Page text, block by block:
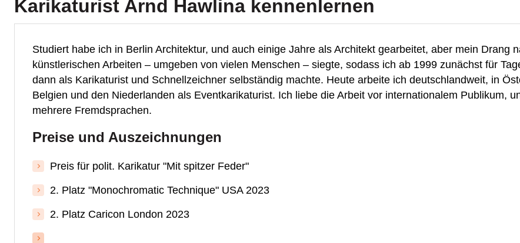
Karikaturist Arnd Hawlina kennenlernen
Studiert habe ich in Berlin Architektur, und auch einige Jahre als Architekt gearbeitet, aber mein Drang
künstlerischen Arbeiten – umgeben von vielen Menschen – siegte, sodass ich ab 1999 zunächst für
dann als Karikaturist und Schnellzeichner selbständig machte. Heute arbeite ich deutschlandweit, in
Belgien und den Niederlanden als Eventkarikaturist. Ich liebe die Arbeit vor internationalem Publikum,
mehrere Fremdsprachen.
Preise und Auszeichnungen
Preis für polit. Karikatur "Mit spitzer Feder"
2. Platz "Monochromatic Technique" USA 2023
2. Platz Caricon London 2023